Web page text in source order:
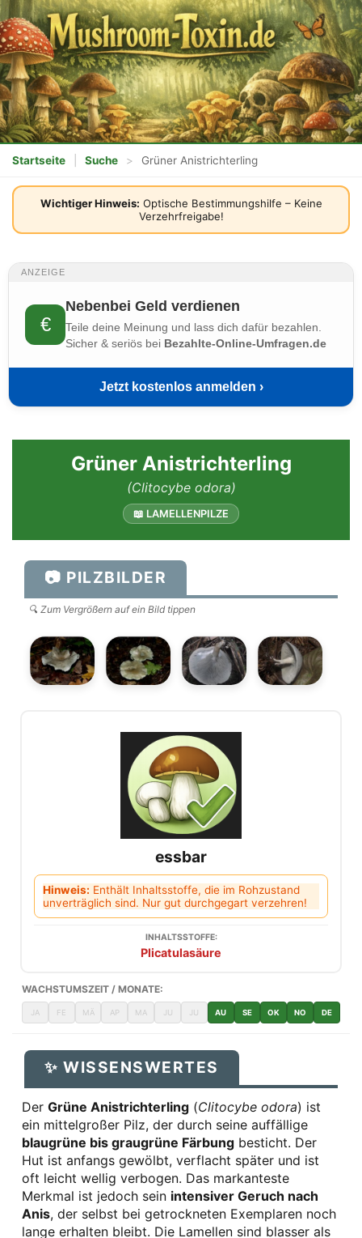
Startseite Suche > Grüner Anistrichterling
Wichtiger Hinweis: Optische Bestimmungshilfe – Keine
Verzehrfreigabe!
ANZEIGE
€
Nebenbei Geld verdienen
Teile deine Meinung und lass dich dafür bezahlen.
Sicher & seriös bei Bezahlte-Online-Umfragen.de
Jetzt kostenlos anmelden ›
Grüner Anistrichterling
(Clitocybe odora)
📖 LAMELLENPILZE
📷 PILZBILDER
🔍 Zum Vergrößern auf ein Bild tippen
essbar
Hinweis: Enthält Inhaltsstoffe, die im Rohzustand
unverträglich sind. Nur gut durchgegart verzehren!
INHALTSSTOFFE:
Plicatulasäure
WACHSTUMSZEIT / MONATE:
JA FE MÄ AP MA JU JU AU SE OK NO DE
✨ WISSENSWERTES
Der Grüne Anistrichterling (Clitocybe odora) ist
ein mittelgroßer Pilz, der durch seine auffällige
blaugrüne bis graugrüne Färbung besticht. Der
Hut ist anfangs gewölbt, verflacht später und ist
oft leicht wellig verbogen. Das markanteste
Merkmal ist jedoch sein intensiver Geruch nach
Anis, der selbst bei getrockneten Exemplaren noch
lange erhalten bleibt. Die Lamellen sind blasser als